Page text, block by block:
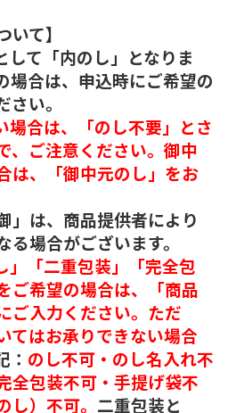
いて】
して「内のし」となりま
場合は、申込時にご希望の
さい。
場合は、「のし不要」とさ
、ご注意ください。御中
は、「御中元のし」をお
」は、商品提供者により
場合がございます。
」「二重包装」「完全包
ご希望の場合は、「商品
ご入力ください。ただ
てはお承りできない場合
： のし不可・のし名入れ不
全包装不可・手提げ袋不
）不可。 二重包装と